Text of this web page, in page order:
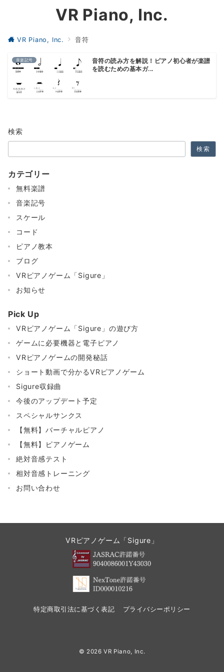
VR Piano, Inc.
VR Piano, Inc. 音符
音楽記号
音符の読み方を解説！ピアノ初心者が楽譜
を読むための基本ガ...
検索
検索
カテゴリー
無料楽譜
音楽記号
スケール
コード
ピアノ教本
ブログ
VRピアノゲーム「Sigure」
お知らせ
Pick Up
VRピアノゲーム「Sigure」の遊び方
ゲームに必要機器と電子ピアノ
VRピアノゲームの開発秘話
ショート動画で分かるVRピアノゲーム
Sigure収録曲
今後のアップデート予定
スペシャルサンクス
【無料】バーチャルピアノ
【無料】ピアノゲーム
絶対音感テスト
相対音感トレーニング
お問い合わせ
VRピアノゲーム「Sigure」
特定商取引法に基づく表記 プライバシーポリシー
© 2026VR Piano, Inc.